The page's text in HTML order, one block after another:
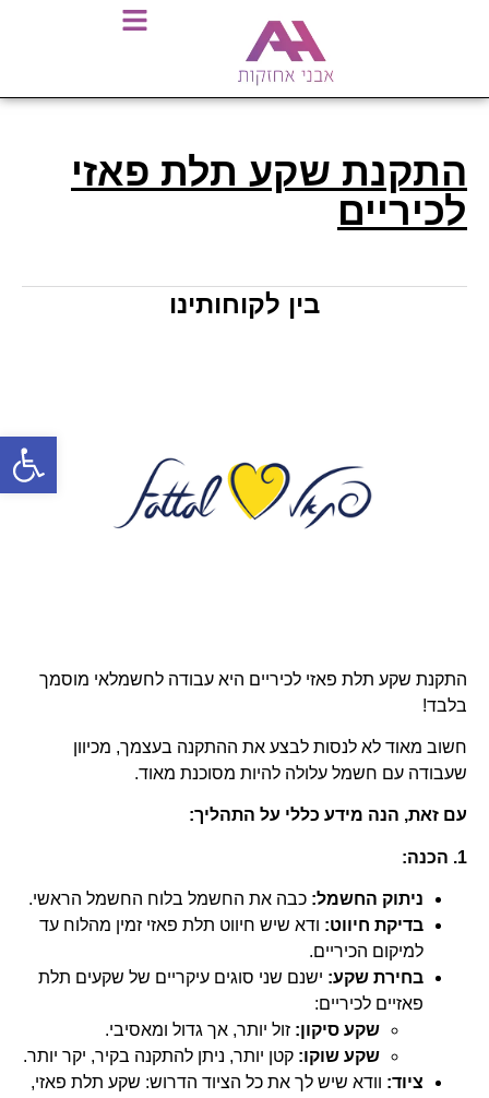
התקנת שקע תלת פאזי
לכיריים
בין לקוחותינו
התקנת שקע תלת פאזי לכיריים היא עבודה לחשמלאי מוסמך
בלבד!
חשוב מאוד לא לנסות לבצע את ההתקנה בעצמך, מכיוון
שעבודה עם חשמל עלולה להיות מסוכנת מאוד.
עם זאת, הנה מידע כללי על התהליך:
1. הכנה:
ניתוק החשמל: כבה את החשמל בלוח החשמל הראשי.
בדיקת חיווט: ודא שיש חיווט תלת פאזי זמין מהלוח עד
למיקום הכיריים.
בחירת שקע: ישנם שני סוגים עיקריים של שקעים תלת
פאזיים לכיריים:
שקע סיקון: זול יותר, אך גדול ומאסיבי.
שקע שוקו: קטן יותר, ניתן להתקנה בקיר, יקר יותר.
ציוד: וודא שיש לך את כל הציוד הדרוש: שקע תלת פאזי,
פתח